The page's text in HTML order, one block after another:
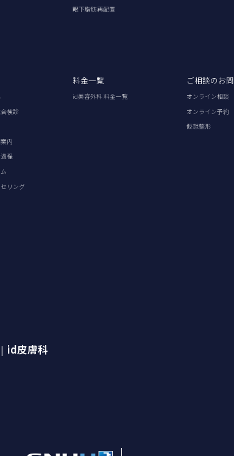
眼下脂肪再配置
検診
内
程
リング
料金一覧
id美容外科 料金一覧
ご相談のお
オンライン相談
オンライン予約
仮想整形
| id皮膚科